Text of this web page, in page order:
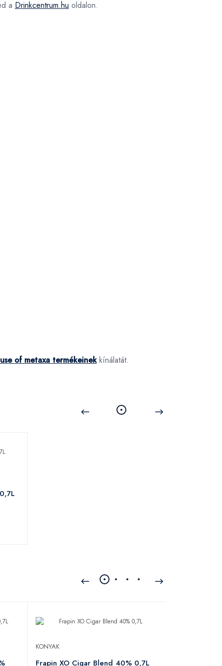
a Drinkcentrum.hu oldalon.
of metaxa termékeinekkínálatát.
KONYAK
Frapin XO Cigar Blend 40% 0,7L